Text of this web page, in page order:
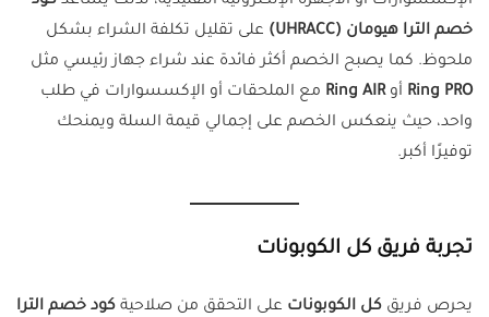
خصم الترا هيومان (UHRACC)
على تقليل تكلفة الشراء بشكل
ملحوظ. كما يصبح الخصم أكثر فائدة عند شراء جهاز رئيسي مثل
Ring PRO أوRing AIR مع الملحقات أو الإكسسوارات في طلب
واحد، حيث ينعكس الخصم على إجمالي قيمة السلة ويمنحك
توفيرًا أكبر.
تجربة فريق كل الكوبونات
يحرص فريق كل الكوبونات على التحقق من صلاحية كود خصم الترا